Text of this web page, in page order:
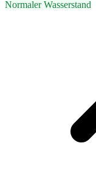
Normaler Wasserstand